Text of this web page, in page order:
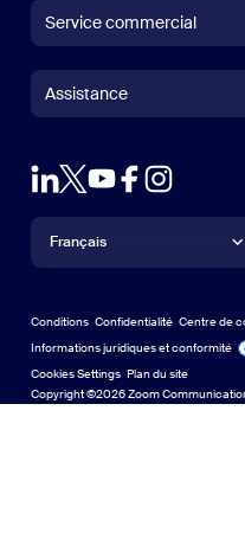
Application Zoom Rooms
Contrôleur Zoom Rooms
Module d’extension pour
Application Android
Service commercial
Contacter le service
Demander une démo
Webinaires et événements
Centre d’expérience Zoom
Assistance
Assistance
Compte
Centre d’apprentissage
Bibliothèque de contenu
Commentaires
Langue
Français
Español
Copyright ©2026 Zoom
Conditions Confidentialité Centre de
Informations juridiques et conformité
Conformité juridique
Cookies Settings Plan du site
Plan du site